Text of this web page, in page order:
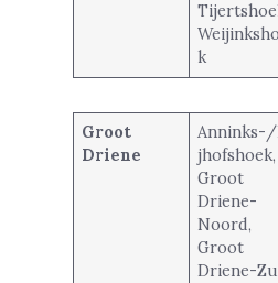
k
Groot
Driene
jhofshoek,
Groot
Driene-
Noord,
Groot
Driene-